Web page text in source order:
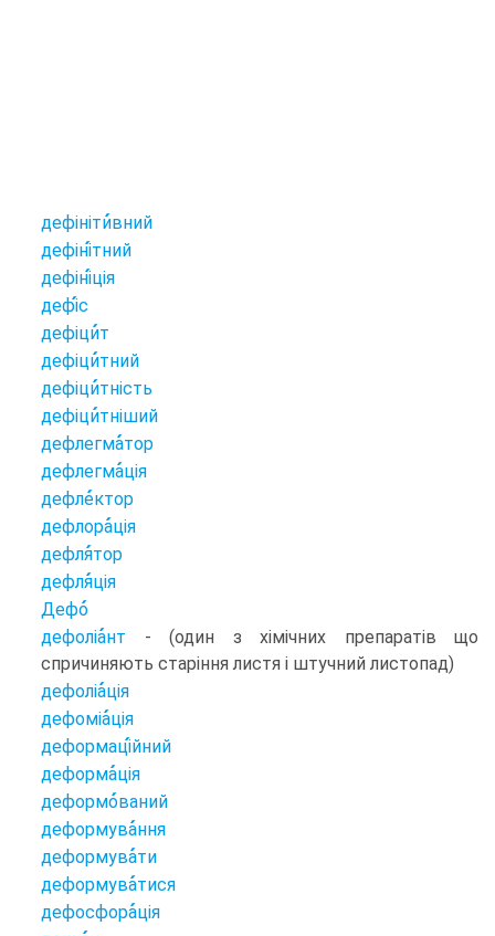
дефінітивний
дефінітний
дефініція
дефіс
дефіцит
дефіцитний
дефіцитність
дефіцитніший
дефлегматор
дефлегмація
дефлектор
дефлорація
дефлятор
дефляція
Дефо
дефоліант - (один з хімічних препаратів що
спричиняють старіння листя і штучний листопад)
дефоліація
дефоміація
деформаційний
деформація
деформований
деформування
деформувати
деформуватися
дефосфорація